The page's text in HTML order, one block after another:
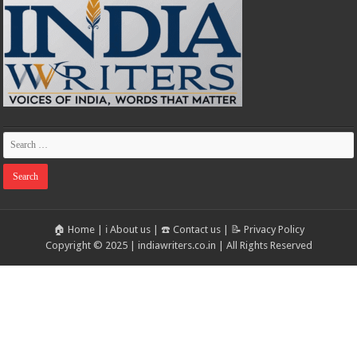
🏠 Home| ℹ️ About us| ☎️ Contact us| 📝 Privacy Policy
Copyright © 2025 | indiawriters.co.in | All Rights Reserved